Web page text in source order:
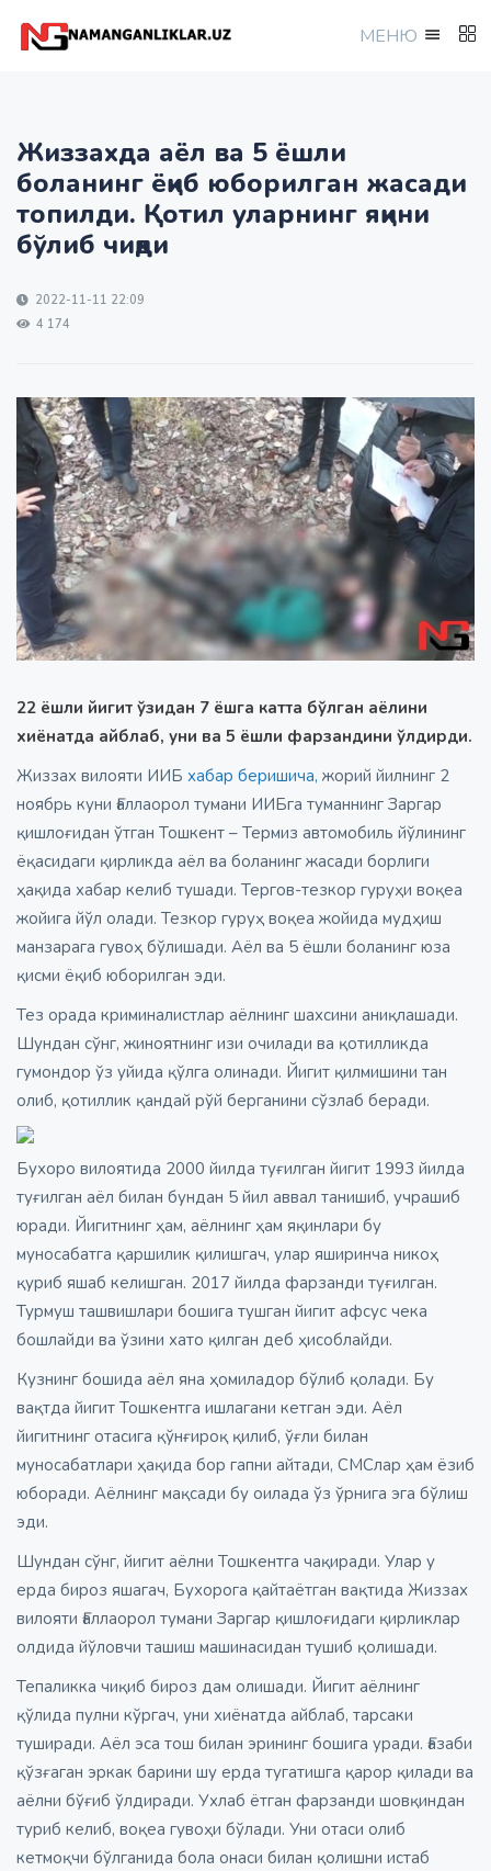
МEНЮ
Жиззахда аёл ва 5 ёшли
боланинг ёқиб юборилган жасади
топилди. Қотил уларнинг яқини
бўлиб чиқди
2022-11-11 22:09
4 174
22 ёшли йигит ўзидан 7 ёшга катта бўлган аёлини
хиёнатда айблаб, уни ва 5 ёшли фарзандини ўлдирди.
Жиззах вилояти ИИБ хабар беришича, жорий йилнинг 2
ноябрь куни Ғаллаорол тумани ИИБга туманнинг Заргар
қишлоғидан ўтган Тошкент – Термиз автомобиль йўлининг
ёқасидаги қирликда аёл ва боланинг жасади борлиги
ҳақида хабар келиб тушади. Тергов-тезкор гуруҳи воқеа
жойига йўл олади. Тезкор гуруҳ воқеа жойида мудҳиш
манзарага гувоҳ бўлишади. Аёл ва 5 ёшли боланинг юза
қисми ёқиб юборилган эди.
Тез орада криминалистлар аёлнинг шахсини аниқлашади.
Шундан сўнг, жиноятнинг изи очилади ва қотилликда
гумондор ўз уйида қўлга олинади. Йигит қилмишини тан
олиб, қотиллик қандай рўй берганини сўзлаб беради.
Бухоро вилоятида 2000 йилда туғилган йигит 1993 йилда
туғилган аёл билан бундан 5 йил аввал танишиб, учрашиб
юради. Йигитнинг ҳам, аёлнинг ҳам яқинлари бу
муносабатга қаршилик қилишгач, улар яширинча никоҳ
қуриб яшаб келишган. 2017 йилда фарзанди туғилган.
Турмуш ташвишлари бошига тушган йигит афсус чека
бошлайди ва ўзини хато қилган деб ҳисоблайди.
Кузнинг бошида аёл яна ҳомиладор бўлиб қолади. Бу
вақтда йигит Тошкентга ишлагани кетган эди. Аёл
йигитнинг отасига қўнғироқ қилиб, ўғли билан
муносабатлари ҳақида бор гапни айтади, СМСлар ҳам ёзиб
юборади. Аёлнинг мақсади бу оилада ўз ўрнига эга бўлиш
эди.
Шундан сўнг, йигит аёлни Тошкентга чақиради. Улар у
ерда бироз яшагач, Бухорога қайтаётган вақтида Жиззах
вилояти Ғаллаорол тумани Заргар қишлоғидаги қирликлар
олдида йўловчи ташиш машинасидан тушиб қолишади.
Тепаликка чиқиб бироз дам олишади. Йигит аёлнинг
қўлида пулни кўргач, уни хиёнатда айблаб, тарсаки
туширади. Аёл эса тош билан эрининг бошига уради. Ғазаби
қўзғаган эркак барини шу ерда тугатишга қарор қилади ва
аёлни бўғиб ўлдиради. Ухлаб ётган фарзанди шовқиндан
туриб келиб, воқеа гувоҳи бўлади. Уни отаси олиб
кетмоқчи бўлганида бола онаси билан қолишни истаб